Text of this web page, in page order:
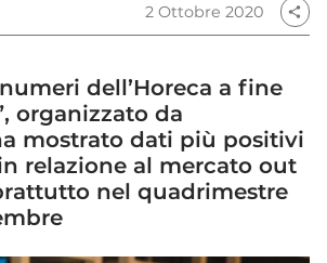
2 Ottobre 2020 share
dell’Horeca a fine
organizzato da
mostrato dati più positivi
relazione al mercato out
nel quadrimestre